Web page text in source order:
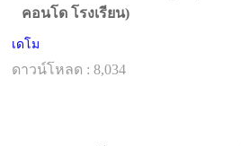
คอนโด โรงเรียน)
เดโม
ดาวน์โหลด : 8,034